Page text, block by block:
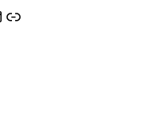
stoneforest
Ссылка